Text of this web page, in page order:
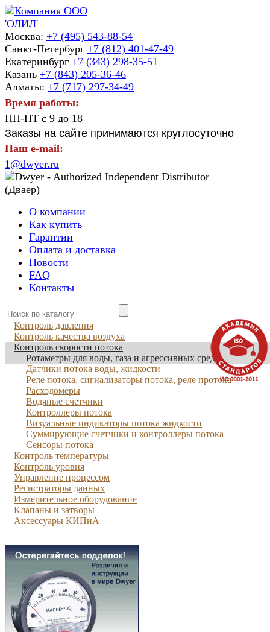
Москва: +7 (495) 543-88-54
Санкт-Петербург +7 (812) 401-47-49
Екатеринбург +7 (343) 298-35-51
Казань +7 (843) 205-36-46
Алматы: +7 (717) 297-34-49
Время работы:
ПН-ПТ с 9 до 18
Заказы на сайте принимаются круглосуточно
Наш e-mail:
1@dwyer.ru
О компании
Как купить
Гарантии
Оплата и доставка
Новости
FAQ
Контакты
Контроль давления
Контроль качества воздуха
Контроль скорости потока
Ротаметры для воды, газа и агрессивных сред
Датчики потока воды, жидкости
Реле потока, сигнализаторы потока, реле протока
Расходомеры
Водяные счетчики
Контроллеры потока
Визуальные индикаторы потока жидкости
Суммирующие счетчики и контроллеры потока
Сенсоры потока
Контроль температуры
Контроль уровня
Управление процессом
Регистраторы данных
Измерительное оборудование
Клапаны и затворы
Аксессуары КИПиА